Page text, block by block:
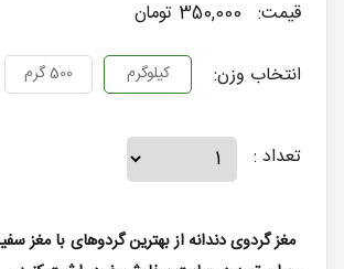
قیمت: 350,000 تومان
انتخاب وزن: کیلوگرم 500 گرم
تعداد :
مغز گردوی دندانه از بهترین گردوهای با مغز